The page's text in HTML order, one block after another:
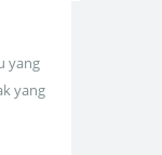
yang
yang